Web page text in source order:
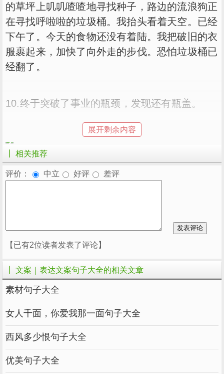
的草坪上叽叽喳喳地寻找种子，路边的流浪狗正
在寻找呼啦啦的垃圾桶。我抬头看着天空。已经
下午了。今天的食物还没有着陆。我把破旧的衣
服裹起来，加快了向外走的步伐。恐怕垃圾桶已
经翻了。
10.终于突破了事业的瓶颈，发现还有瓶盖。
11.习惯了没钱的生活，现在要开始没钱的生活
12.你喜欢玩水吗？ 那你就洗碗了。
13.你还是一个人吗？
不然是狗吗？
14.室友都在喝碳酸饮料。我吃健康的水果钓
鱼，比他们多活几年
15.室友睡得像小猪仔，我偷偷学习，期末一科
展开剩余内容
┃ 相关推荐
评价： 中立 好评 差评
【已有2位读者发表了评论】
┃ 文案｜表达文案句子大全的相关文章
素材句子大全
女人千面，你爱我那一面句子大全
西风多少恨句子大全
优美句子大全